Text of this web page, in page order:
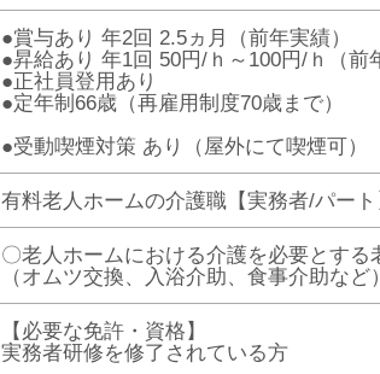
●賞与あり 年2回 2.5ヵ月（前年実績）
●昇給あり 年1回 50円/ｈ～100円/ｈ（前
●正社員登用あり
●定年制66歳（再雇用制度70歳まで）
●受動喫煙対策 あり（屋外にて喫煙可）
有料老人ホームの介護職【実務者/パート
〇老人ホームにおける介護を必要とする
（オムツ交換、入浴介助、食事介助など）
【必要な免許・資格】
実務者研修を修了されている方